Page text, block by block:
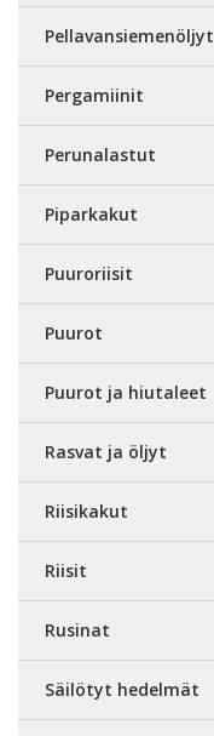
Pellavansiemenöljyt
Pergamiinit
Perunalastut
Piparkakut
Puuroriisit
Puurot
Puurot ja hiutaleet
Rasvat ja öljyt
Riisikakut
Riisit
Rusinat
Säilötyt hedelmät